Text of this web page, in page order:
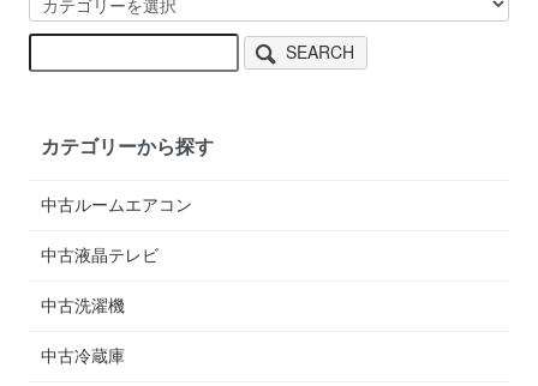
SEARCH
カテゴリーから探す
中古ルームエアコン
中古液晶テレビ
中古洗濯機
中古冷蔵庫